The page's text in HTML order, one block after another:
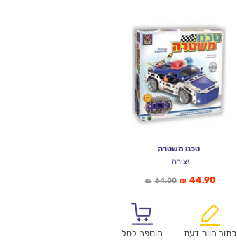
טכנו משטרה
יצירה
₪ 64.00המחיר
₪64.00.
₪ 44.90המחיר
הוא:
כתוב חוות דעת
הוספה לסל